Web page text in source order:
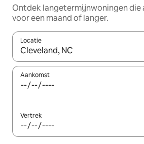
Ontdek langetermijnwoningen die
voor een maand of langer.
Locatie
Wanneer er resultaten beschikbaar
Aankomst
Vertrek